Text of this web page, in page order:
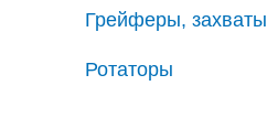
Грейферы, захваты
Ротаторы